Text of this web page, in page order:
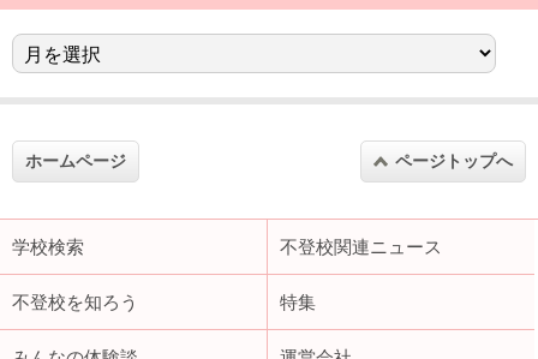
ホームページ ページトップへ
学校検索 不登校関連ニュース
不登校を知ろう 特集